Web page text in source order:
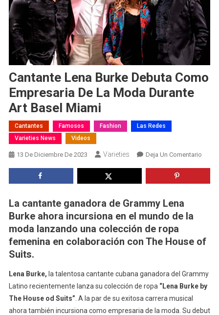
Cantante Lena Burke Debuta Como
Empresaria De La Moda Durante
Art Basel Miami
Cantantes Famosos Fashion
Las Redes
Varieties News
Videos
13 De Diciembre De 2023 Varieties Deja Un ComentarioEn
La
Art
Basel
La cantante ganadora de Grammy Lena
Burke ahora incursiona en el mundo de la
moda lanzando una colección de ropa
femenina en colaboración con The House of
Suits.
Lena Burke, la talentosa cantante cubana ganadora del Grammy
Latino recientemente lanza su colección de ropa “Lena Burke by
The House od Suits” . A la par de su exitosa carrera musical
ahora también incursiona como empresaria de la moda. Su debut